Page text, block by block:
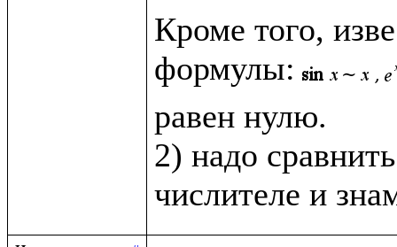
Кроме того,
формулы:
равен нулю.
2) надо